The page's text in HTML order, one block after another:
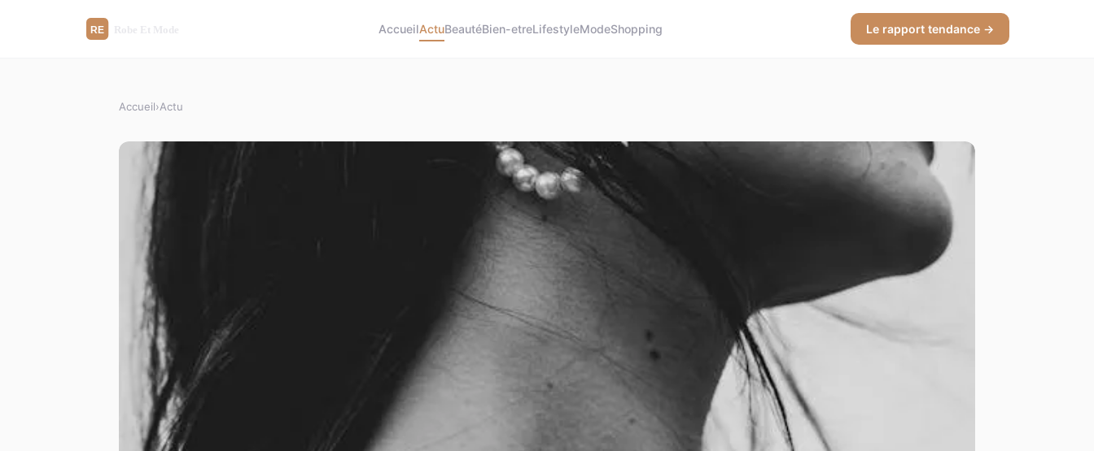
AccueilActuBeautéBien-etreLifestyleModeShopping Le rapport tendance →
Accueil›Actu